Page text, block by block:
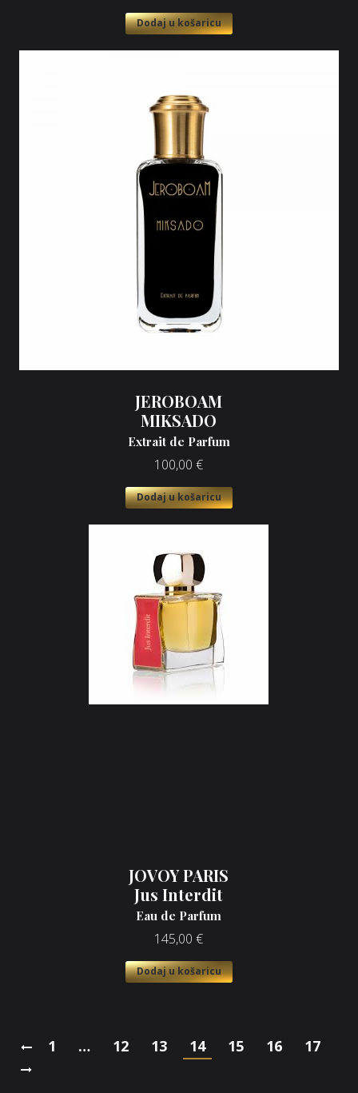
Dodaj u košaricu
JEROBOAM
MIKSADO
Extrait de Parfum
100,00 €
Dodaj u košaricu
JOVOY PARIS
Jus Interdit
Eau de Parfum
145,00 €
Dodaj u košaricu
1 … 12 13 14 15 16 17